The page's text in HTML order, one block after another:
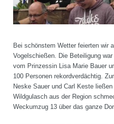
Bei schönstem Wetter feierten wir
Vogelschießen. Die Beteiligung
vom Prinzessin Lisa Marie Bauer
100 Personen rekordverdächtig.
Neske Sauer und Carl Keste
Wildgulasch aus der Region
Weckumzug 13 über das ganze